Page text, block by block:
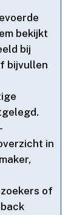
bekijkt
bij
bijvullen
in
of